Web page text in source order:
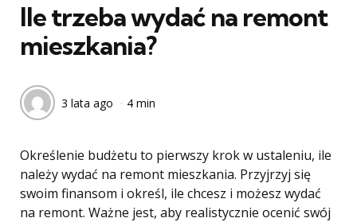
Ile trzeba wydać na remont
mieszkania?
3 lata ago 4 min
Określenie budżetu to pierwszy krok w ustaleniu, ile
należy wydać na remont mieszkania. Przyjrzyj się
swoim finansom i określ, ile chcesz i możesz wydać
na remont. Ważne jest, aby realistycznie ocenić swój